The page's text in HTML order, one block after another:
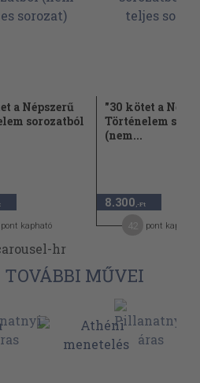
a Népszerű
sorozatból
pont kapható
"30 kötet a
Történelem
(nem...
8.300 ,-Ft
pont kapható
TOVÁBBI MŰVEI